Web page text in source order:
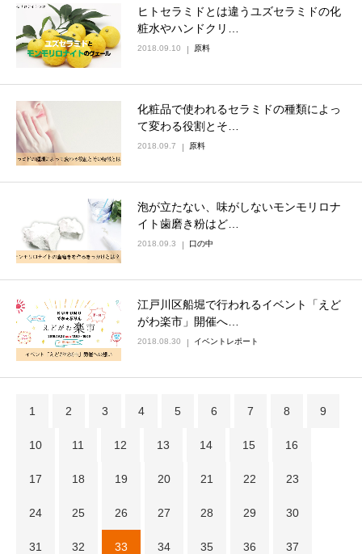
ヒトセラミドとは違うユズセラミドの化
粧水やハンドクリ…
2018.09.10 原料
化粧品で使われるセラミドの種類によっ
て変わる役割とそ…
2018.09.7 原料
泡が立たない、味がしないモンモリロナ
イト歯磨き粉はど…
2018.09.3 口の中
江戸川区船堀で行われるイベント「えど
がわ楽市」開催へ…
2018.08.30 イベントレポート
1 2 3 4 5 6 7 8 9
10 11 12 13 14 15 16
17 18 19 20 21 22 23
24 25 26 27 28 29 30
31 32 33 34 35 36 37